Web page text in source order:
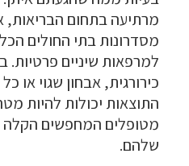
מרתיעה בתחום הבריאות,
מסדרונות בתי החולים
למרפאות שיניים פרטיות.
כירורגית, אבחון שגוי או
התוצאות יכולות להיות
מטופלים המחפשים הקלה
שלהם.